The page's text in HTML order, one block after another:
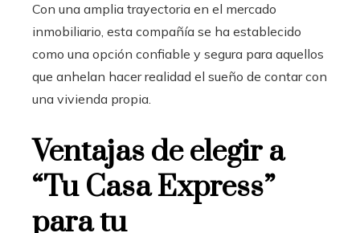
Con una amplia trayectoria en el mercado
inmobiliario, esta compañía se ha establecido
como una opción confiable y segura para aquellos
que anhelan hacer realidad el sueño de contar con
una vivienda propia.
Ventajas de elegir a
“Tu Casa Express”
para tu